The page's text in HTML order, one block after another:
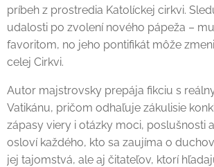
príbeh z prostredia Katolíckej cirkvi.
udalosti po zvolení nového pápeža –
favoritom, no jeho pontifikát môže
celej Cirkvi.
Autor majstrovsky prepája fikciu s
Vatikánu, pričom odhaľuje zákulisie
zápasy viery i otázky moci, poslušnosti
osloví každého, kto sa zaujíma o
jej tajomstvá, ale aj čitateľov, ktorí